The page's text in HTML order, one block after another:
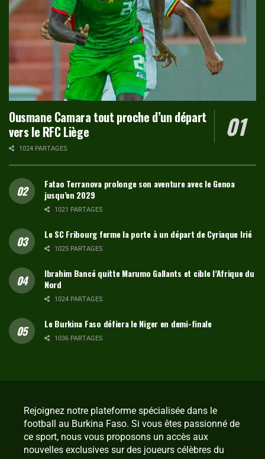
Ousmane Camara tout proche d’un départ
vers le RFC Liège
1024 PARTAGES
Fatao Terranova prolonge son aventure avec le Genoa
jusqu’en 2029
1021 PARTAGES
Le SC Fribourg ferme la porte à un départ de Cyriaque Irié
1025 PARTAGES
Ibrahim Bancé quitte Marumo Gallants et cible l’Afrique du
Nord
1024 PARTAGES
Le Burkina Faso défiera le Niger en demi-finale
1036 PARTAGES
Rejoignez notre plateforme spécialisée dans le
football au Burkina Faso. Si vous êtes passionné de
ce sport, nous vous proposons un accès aux
nouvelles exclusives sur des joueurs célèbres du